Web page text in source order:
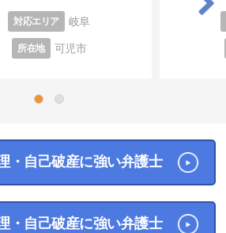
対応エリア 岐阜
所在地 可児市
・自己破産に強い弁護士
・自己破産に強い弁護士